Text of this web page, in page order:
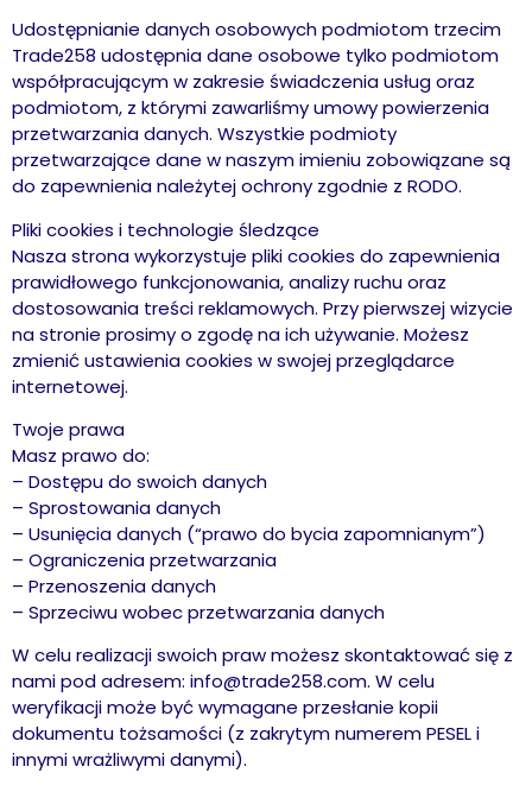
Udostępnianie danych osobowych podmiotom trzecim
Trade258 udostępnia dane osobowe tylko podmiotom
współpracującym w zakresie świadczenia usług oraz
podmiotom, z którymi zawarliśmy umowy powierzenia
przetwarzania danych. Wszystkie podmioty
przetwarzające dane w naszym imieniu zobowiązane są
do zapewnienia należytej ochrony zgodnie z RODO.
Pliki cookies i technologie śledzące
Nasza strona wykorzystuje pliki cookies do zapewnienia
prawidłowego funkcjonowania, analizy ruchu oraz
dostosowania treści reklamowych. Przy pierwszej wizycie
na stronie prosimy o zgodę na ich używanie. Możesz
zmienić ustawienia cookies w swojej przeglądarce
internetowej.
Twoje prawa
Masz prawo do:
– Dostępu do swoich danych
– Sprostowania danych
– Usunięcia danych (“prawo do bycia zapomnianym”)
– Ograniczenia przetwarzania
– Przenoszenia danych
– Sprzeciwu wobec przetwarzania danych
W celu realizacji swoich praw możesz skontaktować się z
nami pod adresem: info@trade258.com. W celu
weryfikacji może być wymagane przesłanie kopii
dokumentu tożsamości (z zakrytym numerem PESEL i
innymi wrażliwymi danymi).